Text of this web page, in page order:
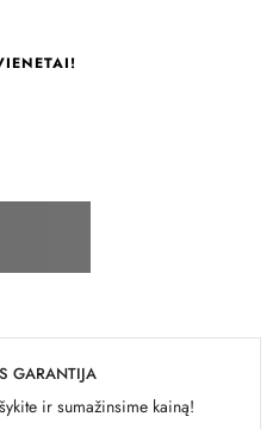
GARANTIJA
ir sumažinsime kainą!